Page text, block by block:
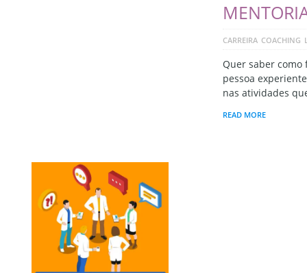
CARREIRA COACHING
Quer saber como
pessoa
nas atividades
READ MORE